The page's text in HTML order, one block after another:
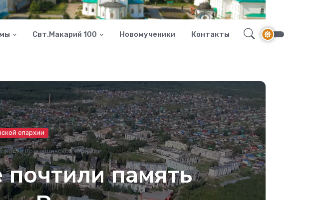
Свт.Макарий 100 Новомученики Контакты
епархии
Колпашевской епархии
память